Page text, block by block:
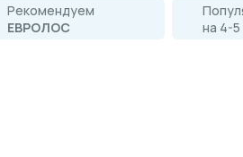
Рекомендуем
ЕВРОЛОС
на 4-